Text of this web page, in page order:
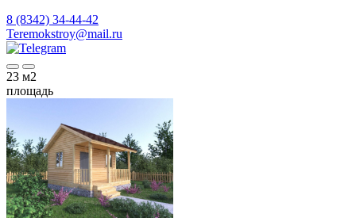
8 (8342) 34-44-42
Teremokstroy@mail.ru
23 м2
площадь